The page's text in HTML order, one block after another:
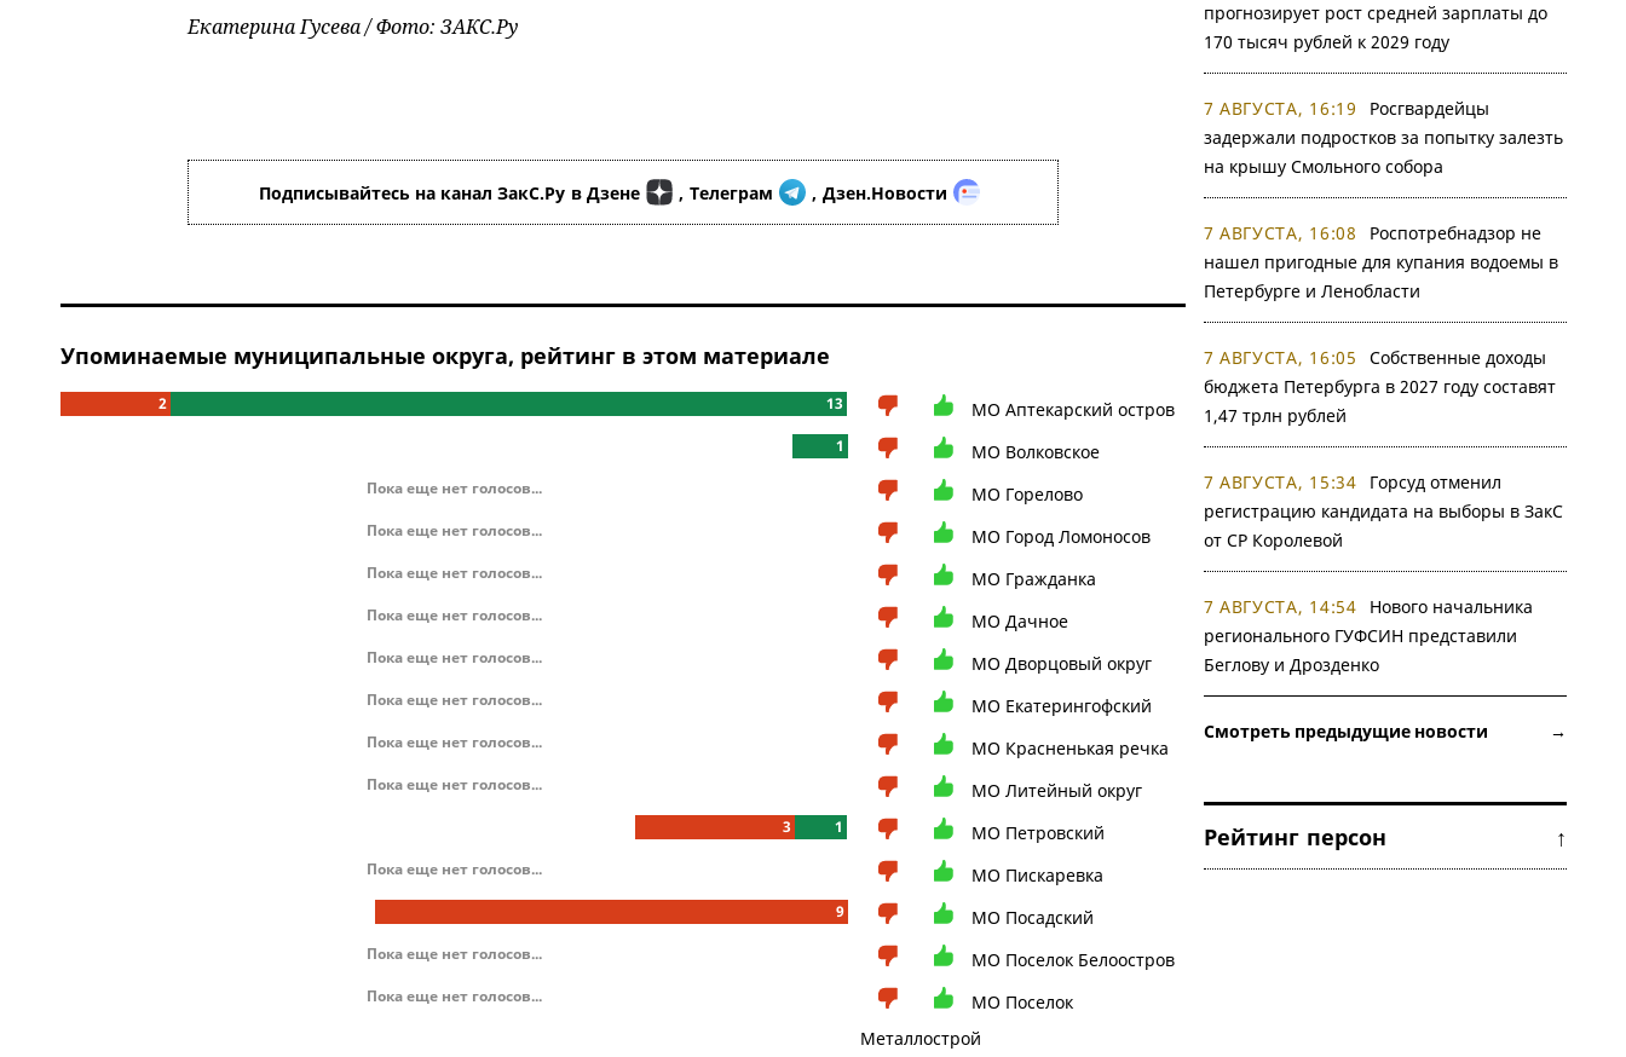
Екатерина Гусева / Фото: ЗАКС.Ру
Подписывайтесь на канал ЗакС.Ру в Дзене , Телеграм , Дзен.Новости
Упоминаемые муниципальные округа, рейтинг в этом материале
2 13 МО Аптекарский остров
1 МО Волковское
Пока еще нет голосов... МО Горелово
Пока еще нет голосов... МО Город Ломоносов
Пока еще нет голосов... МО Гражданка
Пока еще нет голосов... МО Дачное
Пока еще нет голосов... МО Дворцовый округ
Пока еще нет голосов... МО Екатерингофский
Пока еще нет голосов... МО Красненькая речка
Пока еще нет голосов... МО Литейный округ
3 1 МО Петровский
Пока еще нет голосов... МО Пискаревка
9 МО Посадский
Пока еще нет голосов... МО Поселок Белоостров
Пока еще нет голосов...
МО Поселок
Металлострой
прогнозирует рост средней зарплаты до
170 тысяч рублей к 2029 году
7 АВГУСТА, 16:19
Росгвардейцы
задержали подростков за попытку залезть
на крышу Смольного собора
7 АВГУСТА, 16:08
Роспотребнадзор не
нашел пригодные для купания водоемы в
Петербурге и Ленобласти
7 АВГУСТА, 16:05
Собственные доходы
бюджета Петербурга в 2027 году составят
1,47 трлн рублей
7 АВГУСТА, 15:34
Горсуд отменил
регистрацию кандидата на выборы в ЗакС
от СР Королевой
7 АВГУСТА, 14:54
Нового начальника
регионального ГУФСИН представили
Беглову и Дрозденко
Смотреть предыдущие новости →
Рейтинг персон ↑